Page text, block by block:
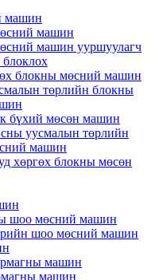
машин
машин
машин ууршуулагч
блокны мөсний машин
төрлийн блокны
бүхий мөсөн машин
уусмалын төрлийн
машин
хөргөх блокны мөсөн
шоо мөсний машин
шоо мөсний машин
машин
машин